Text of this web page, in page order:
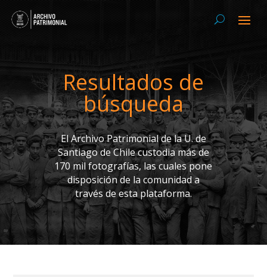
Resultados de
búsqueda
El Archivo Patrimonial de la U. de
Santiago de Chile custodia más de
170 mil fotografías, las cuales pone
disposición de la comunidad a
través de esta plataforma.